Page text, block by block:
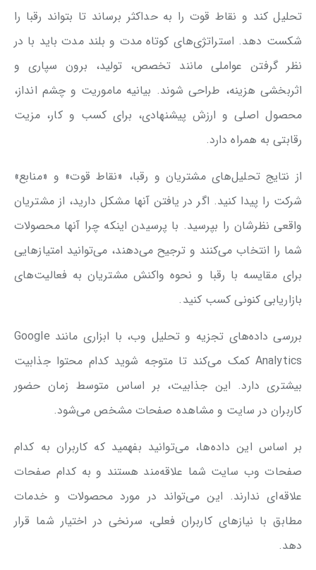
تحلیل کند و نقاط قوت را به حداکثر برساند تا بتواند رقبا را
شکست دهد. استراتژی‌های کوتاه مدت و بلند مدت باید با در
نظر گرفتن عواملی مانند تخصص، تولید، برون سپاری و
اثربخشی هزینه، طراحی شوند. بیانیه ماموریت و چشم انداز،
محصول اصلی و ارزش پیشنهادی، برای کسب و کار، مزیت
رقابتی به همراه دارد.
از نتایج تحلیل‌های مشتریان و رقبا، «نقاط قوت» و «منابع»
شرکت را پیدا کنید. اگر در یافتن آنها مشکل دارید، از مشتریان
واقعی نظرشان را بپرسید. با پرسیدن اینکه چرا آنها محصولات
شما را انتخاب می‌کنند و ترجیح می‌دهند، می‌توانید امتیازهایی
برای مقایسه با رقبا و نحوه واکنش مشتریان به فعالیت‌های
بازاریابی کنونی کسب کنید.
بررسی داده‌های تجزیه و تحلیل وب، با ابزاری مانند Google
Analytics کمک می‌کند تا متوجه شوید کدام محتوا جذابیت
بیشتری دارد. این جذابیت، بر اساس متوسط زمان حضور
کاربران در سایت و مشاهده صفحات مشخص می‌شود.
بر اساس این داده‌ها، می‌توانید بفهمید که کاربران به کدام
صفحات وب سایت شما علاقه‌مند هستند و به کدام صفحات
علاقه‌ای ندارند. این می‌تواند در مورد محصولات و خدمات
مطابق با نیازهای کاربران فعلی، سرنخی در اختیار شما قرار
دهد.